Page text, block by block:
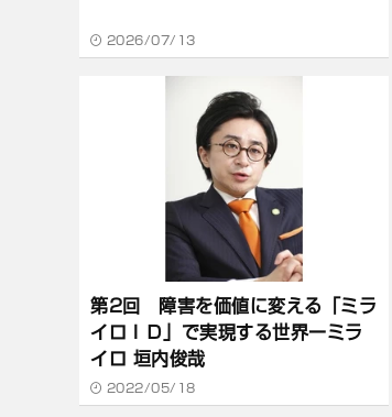
2026/07/13
第2回 障害を価値に変える「ミラ
イロＩＤ」で実現する世界ーミラ
イロ 垣内俊哉
2022/05/18